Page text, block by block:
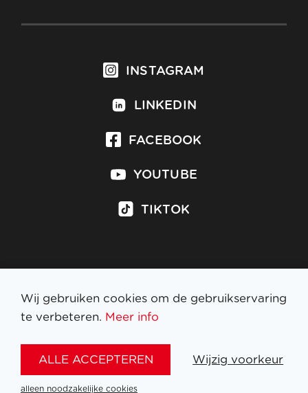
INSTAGRAM
LINKEDIN
FACEBOOK
YOUTUBE
TIKTOK
Inschrijven op nieuwsbrief
Wij gebruiken cookies om de gebruikservaring
te verbeteren. Meer info
ALLE ACCEPTEREN Wijzig voorkeur
alleen noodzakelijke cookies